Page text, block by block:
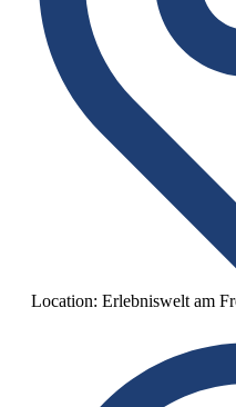
Location: Erlebniswelt am